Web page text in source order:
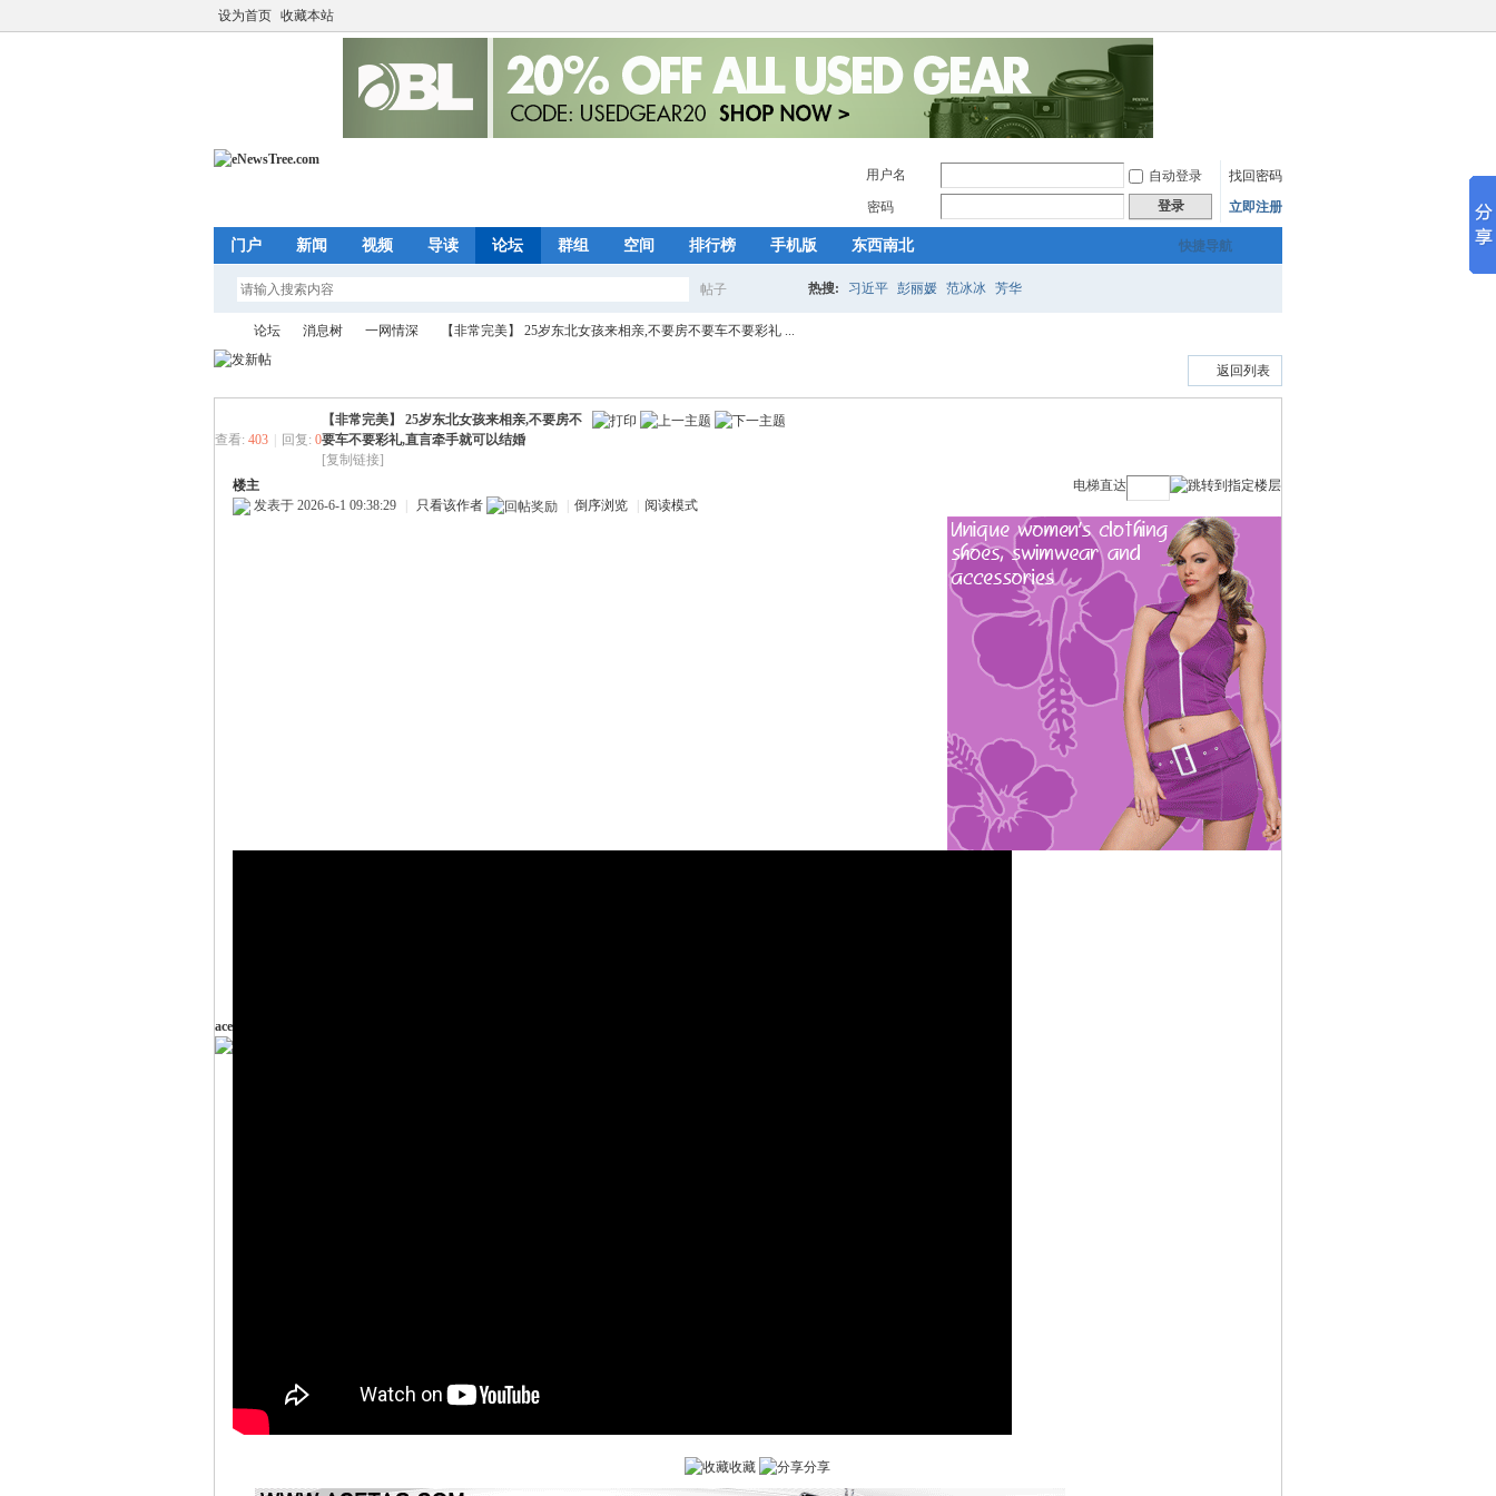
设为首页 收藏本站
用户名 自动登录
找回密码
密码
登录 立即注册
快捷导航
门户 新闻 视频 导读 论坛 群组 空间 排行榜 手机版 东西南北
帖子
索
热搜: 习近平 彭丽媛 范冰冰 芳华
论坛 消息树
›
一网情深
›
【非常完美】 25岁东北女孩来相亲,不要房不要车不要彩礼 ...
返回列表
查看: 403 回复: 0
【非常完美】 25岁东北女孩来相亲,不要房不
要车不要彩礼,直言牵手就可以结婚
[复制链接]
ace
电梯直达
楼主
发表于 2026-6-1 09:38:29
只看该作者 倒序浏览 阅读模式
收藏 分享